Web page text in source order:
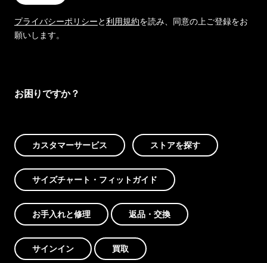
プライバシーポリシーと利用規約を読み、同意の上ご登録をお
願いします。
お困りですか？
カスタマーサービス ストアを探す
サイズチャート・フィットガイド
お手入れと修理 返品・交換
サインイン 買取